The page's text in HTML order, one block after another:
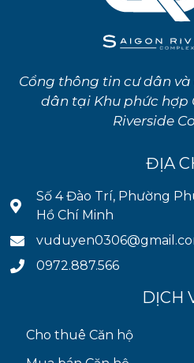
Cổng thông tin cư dân
dân tại Khu phức hợp
Riverside
ĐỊA
Số 4 Đào Trí, Phường
Hồ Chí Minh
0972.887.566
DỊCH
Cho thuê Căn hộ